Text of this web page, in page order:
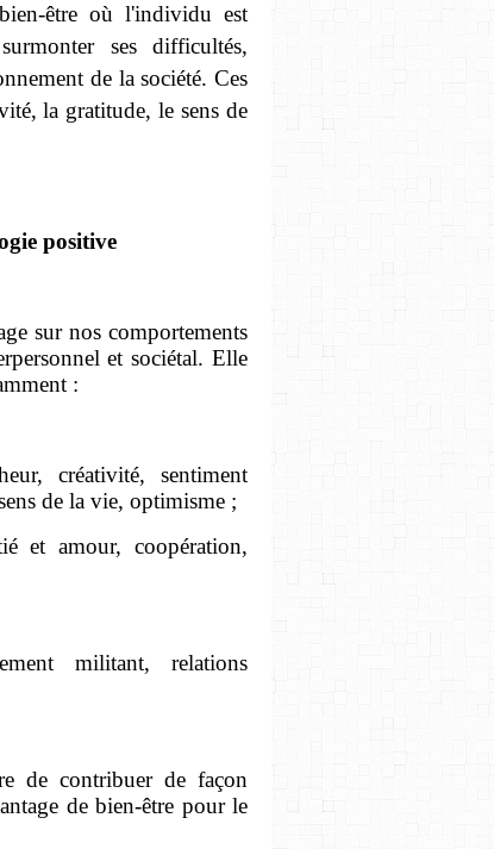
être où l'individu est
ses difficultés,
de la société. Ces
la gratitude, le sens de
positive
sur nos comportements
et sociétal. Elle
:
créativité, sentiment
de la vie, optimisme ;
et amour, coopération,
militant, relations
de contribuer de façon
de bien-être pour le